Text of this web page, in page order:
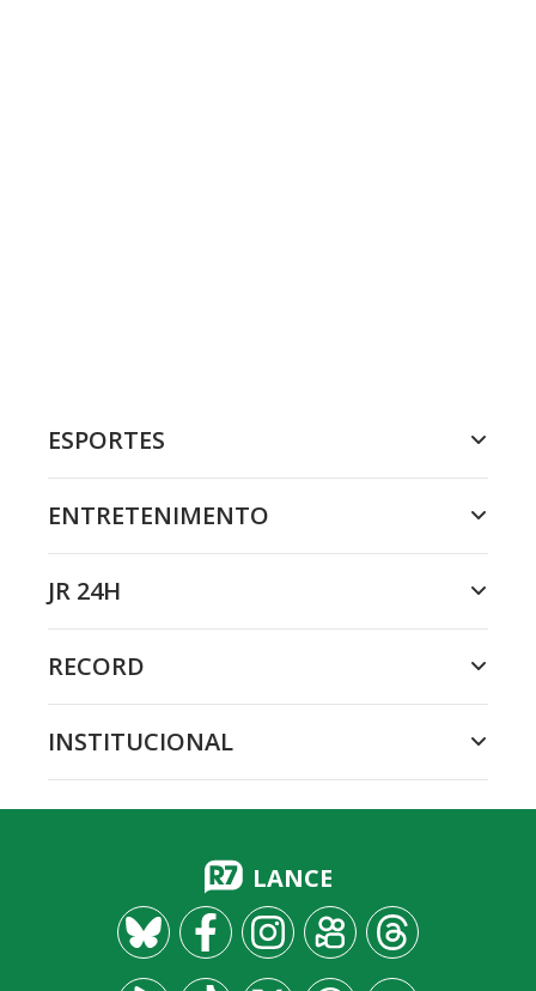
ESPORTES
ENTRETENIMENTO
JR 24H
RECORD
INSTITUCIONAL
LANCE